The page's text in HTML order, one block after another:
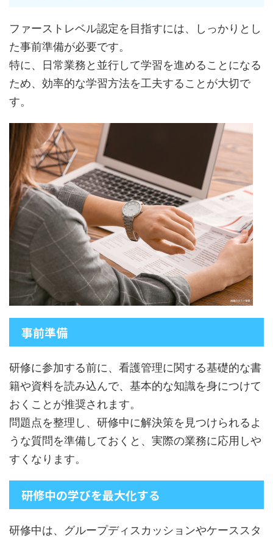
ファーストレベル認定を目指すには、しっかりとし
た事前準備が必要です。
特に、日常業務と並行して学習を進めることになる
ため、効率的な学習方法を工夫することが大切で
す。
事前準備
研修に参加する前に、看護管理に関する基礎的な書
籍や資料を読み込んで、基本的な知識を身につけて
おくことが推奨されます。
問題点を整理し、研修中に解決策を見つけられるよ
うな質問を準備しておくと、実際の業務に応用しや
すくなります。
研修中の学びを最大化する
研修中は、グループディスカッションやケーススタ